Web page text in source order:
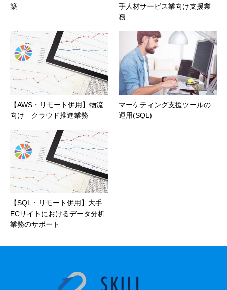
築
手人材サービス業向け支援業
務
【AWS・リモート併用】物流
向け クラウド推進業務
マーケティング支援ツールの
運用(SQL)
【SQL・リモート併用】大手
ECサイトにおけるデータ分析
業務のサポート